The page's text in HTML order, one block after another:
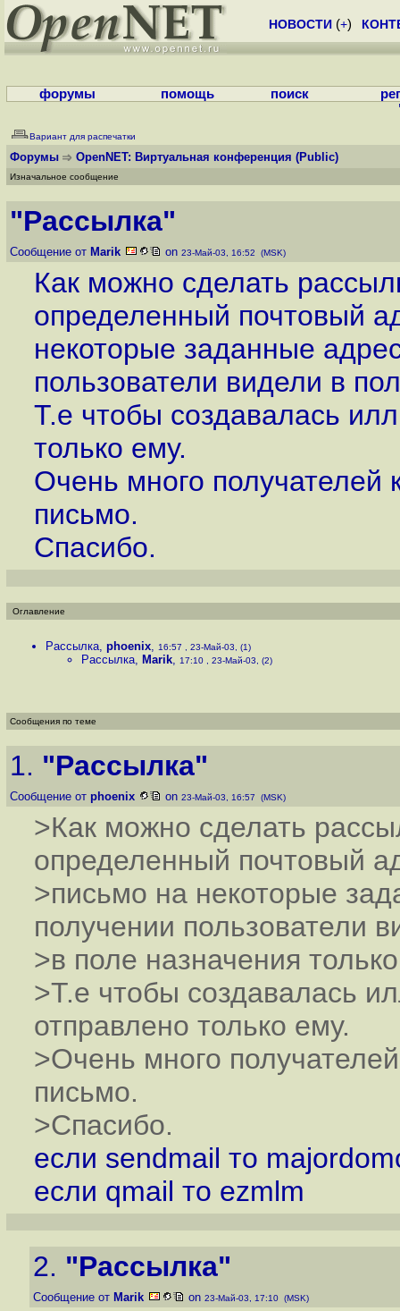
НОВОСТИ (+)
форумы помощь поиск
Вариант для распечатки
Форумы OpenNET: Виртуальная конференция (Public)
Изначальное сообщение
"Рассылка"
Сообщение от Marik on 23-Май-03, 16:52 (MSK)
Как можно сделать
определенный почтовый
некоторые заданные
пользователи видели в
Т.е чтобы создавалась
только ему.
Очень много получателей
письмо.
Спасибо.
Оглавление
Рассылка, phoenix, 16:57 , 23-Май-03, (1)
Рассылка, Marik, 17:10 , 23-Май-03, (2)
Сообщения по теме
1. "Рассылка"
Сообщение от phoenix on 23-Май-03, 16:57 (MSK)
>Как можно сделать
определенный почтовый
>письмо на некоторые
получении пользователи
>в поле назначения
>Т.е чтобы создавалась
отправлено только ему.
>Очень много
письмо.
>Спасибо.
если sendmail то
если qmail то ezmlm
2. "Рассылка"
Сообщение от Marik on 23-Май-03, 17:10 (MSK)